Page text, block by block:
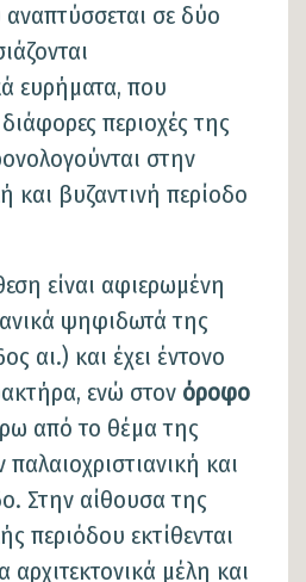
σε δύο
ευρήματα, που
περιοχές της
στην
και βυζαντινή περίοδο
είναι αφιερωμένη
ψηφιδωτά της
αι.) και έχει έντονο
ενώ στον όροφο
από το θέμα της
παλαιοχριστιανική και
Στην αίθουσα της
περιόδου εκτίθενται
αρχιτεκτονικά μέλη και